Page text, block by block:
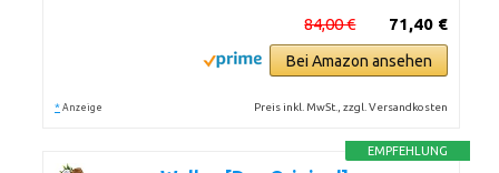
71,40 €
84,00 €
Bei Amazon ansehen
* Anzeige Preis inkl. MwSt., zzgl. Versandkosten
EMPFEHLUNG